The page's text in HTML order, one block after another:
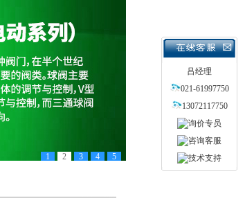
1 2 3 4 5
吕经理
021-61997750
13072117750